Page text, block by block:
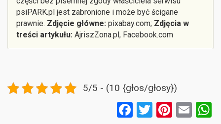
psiPARK.pl jest zabronione i może być ścigane
prawnie. Zdjęcie główne: pixabay.com; Zdjęcia w
treści artykułu: AjriszZona.pl, Facebook.com
5/5 - (10 {głos/głosy})
F T Pi E